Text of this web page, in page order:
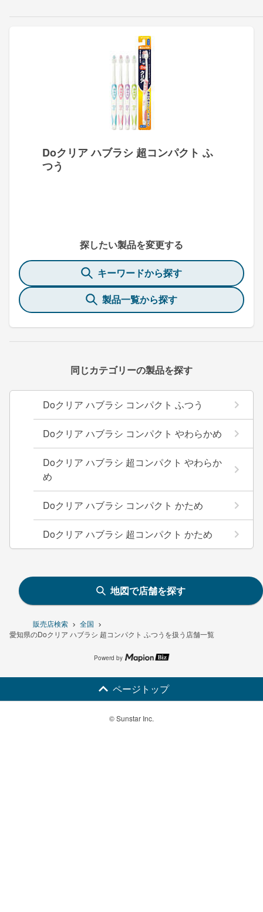
販売店検索
全国
愛知県のDoクリア ハブラシ 超コンパクト ふつうを扱う店舗一覧
Doクリア ハブラシ 超コンパクト ふ
つう
探したい製品を変更する
キーワードから探す
製品一覧から探す
同じカテゴリーの製品を探す
Doクリア ハブラシ コンパクト ふつう
Doクリア ハブラシ コンパクト やわらかめ
Doクリア ハブラシ 超コンパクト やわらか
め
Doクリア ハブラシ コンパクト かため
Doクリア ハブラシ 超コンパクト かため
地図で店舗を探す
Powerd by
ページトップ
© Sunstar Inc.